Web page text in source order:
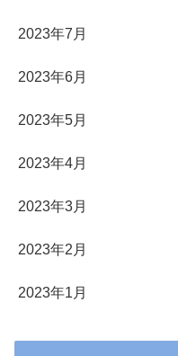
2023年7月
2023年6月
2023年5月
2023年4月
2023年3月
2023年2月
2023年1月